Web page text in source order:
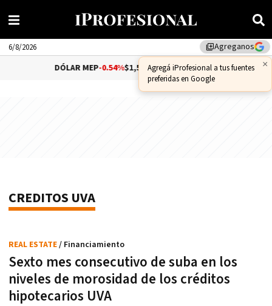
library_addAgreganos
×
Agregá iProfesional a tus fuentes
preferidas en Google
6/8/2026
DÓLAR MEP-0.54%$1,510.79 DÓLAR CCL -
CREDITOS UVA
Sexto mes consecutivo de suba en los
niveles de morosidad de los créditos
hipotecarios UVA
REAL ESTATE/ Financiamiento